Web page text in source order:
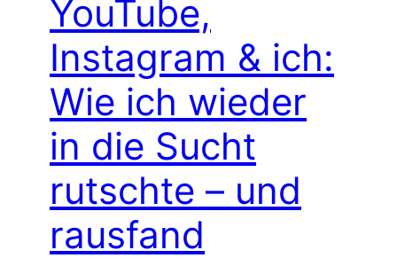
YouTube,
Instagram & ich:
Wie ich wieder
in die Sucht
rutschte – und
rausfand